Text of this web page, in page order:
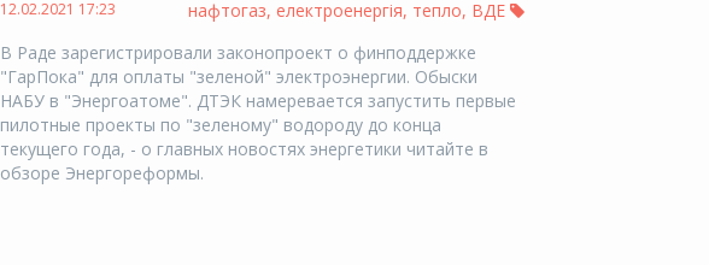
12.02.2021 17:23 нафтогаз, електроенергія, тепло, ВДЕ
В Раде зарегистрировали законопроект о финподдержке
"ГарПока" для оплаты "зеленой" электроэнергии. Обыски
НАБУ в "Энергоатоме". ДТЭК намеревается запустить первые
пилотные проекты по "зеленому" водороду до конца
текущего года, - о главных новостях энергетики читайте в
обзоре Энергореформы.